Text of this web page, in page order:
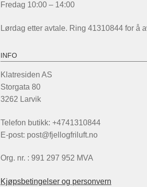
Fredag 10:00 – 14:00
Lørdag etter avtale. Ring 41310844 for å
INFO
Klatresiden AS
Storgata 80
3262 Larvik
Telefon butikk: +4741310844
E-post: post@fjellogfriluft.no
Org. nr. : 991 297 952 MVA
Kjøpsbetingelser og personvern